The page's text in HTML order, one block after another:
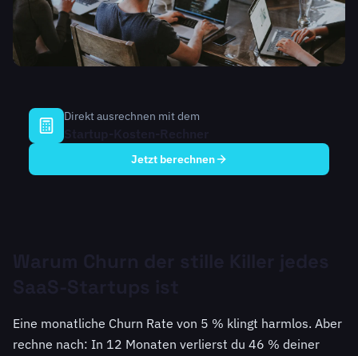
Direkt ausrechnen mit dem
Jetzt berechnen
Eine monatliche Churn Rate von 5 % klingt harmlos. Aber
rechne nach: In 12 Monaten verlierst du 46 % deiner